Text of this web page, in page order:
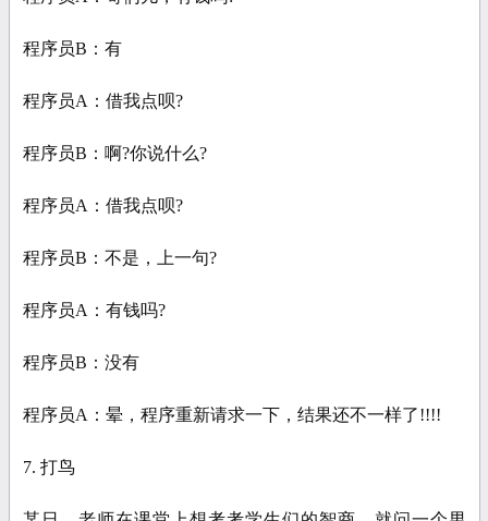
程序员B：有
程序员A：借我点呗?
程序员B：啊?你说什么?
程序员A：借我点呗?
程序员B：不是，上一句?
程序员A：有钱吗?
程序员B：没有
程序员A：晕，程序重新请求一下，结果还不一样了!!!!
7. 打鸟